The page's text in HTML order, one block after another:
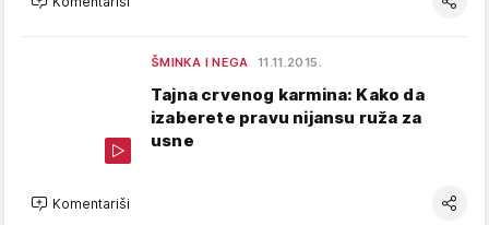
ŠMINKA I NEGA 11.11.2015.
Tajna crvenog karmina: Kako da
izaberete pravu nijansu ruža za
usne
Komentariši